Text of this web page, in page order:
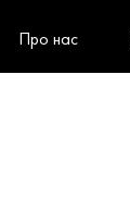
Про нас